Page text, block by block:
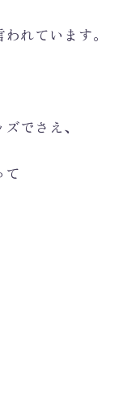
れています。
でさえ、
て